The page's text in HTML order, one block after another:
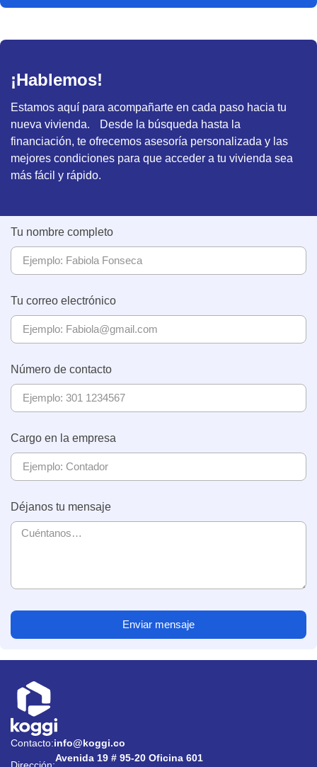
¡Hablemos!
Estamos aquí para acompañarte en cada paso hacia tu
nueva vivienda. Desde la búsqueda hasta la
financiación, te ofrecemos asesoría personalizada y las
mejores condiciones para que acceder a tu vivienda sea
más fácil y rápido.
Tu nombre completo
Tu correo electrónico
Número de contacto
Cargo en la empresa
Déjanos tu mensaje
Enviar mensaje
Contacto:info@koggi.co
Avenida 19 # 95-20 Oficina 601